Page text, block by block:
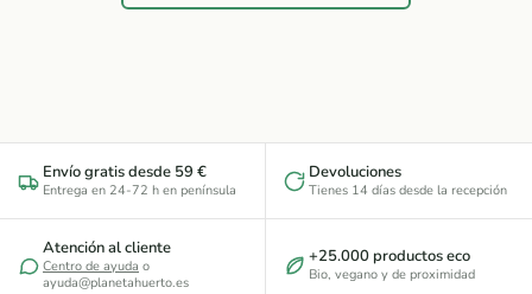
Envío gratis desde 59 €
Entrega en 24-72 h en península
Devoluciones
Tienes 14 días desde la recepción
Atención al cliente
Centro de ayuda o
ayuda@planetahuerto.es
+25.000 productos eco
Bio, vegano y de proximidad